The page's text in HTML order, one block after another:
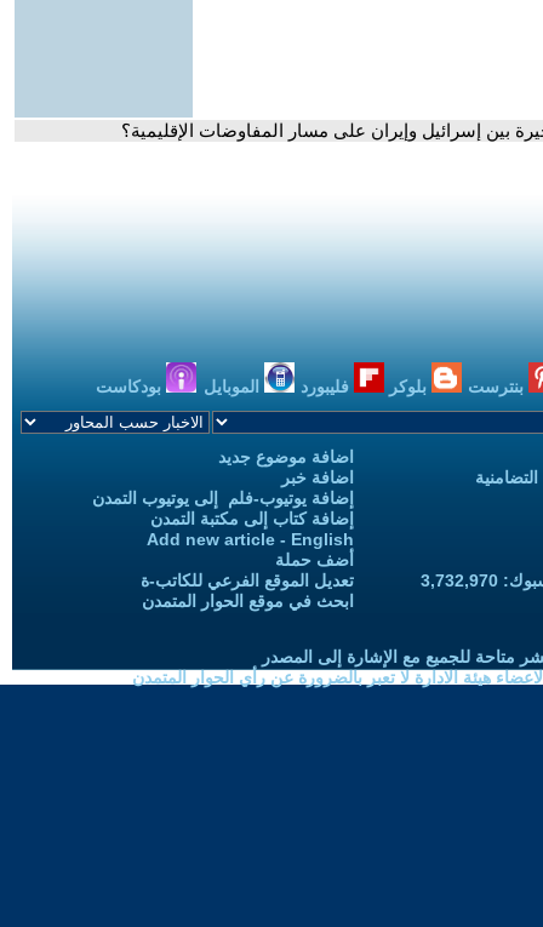
بين إسرائيل وإيران على مسار المفاوضات الإقليمية؟
بنترست بلوكر فليبورد الموبايل بودكاست
اضافة موضوع جديد
اضافة خبر
إضافة يوتيوب-فلم إلى يوتيوب التمدن
إضافة كتاب إلى مكتبة التمدن
Add new article - English
أضف حملة
تعديل الموقع الفرعي للكاتب-ة
ابحث في موقع الحوار المتمدن
متاحة للجميع مع الإشارة إلى المصدر
هيئة الادارة لا تعبر بالضرورة عن رأي الحوار المتمدن